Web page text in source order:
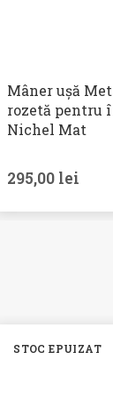
Mâner ușă
rozetă pentru
Nichel Mat
295,00 lei
STOC EPUIZAT